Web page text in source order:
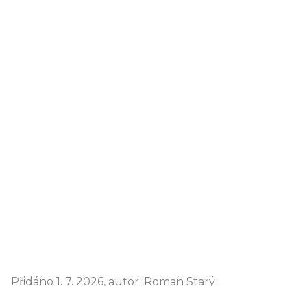
Přidáno 1. 7. 2026, autor: Roman Starý